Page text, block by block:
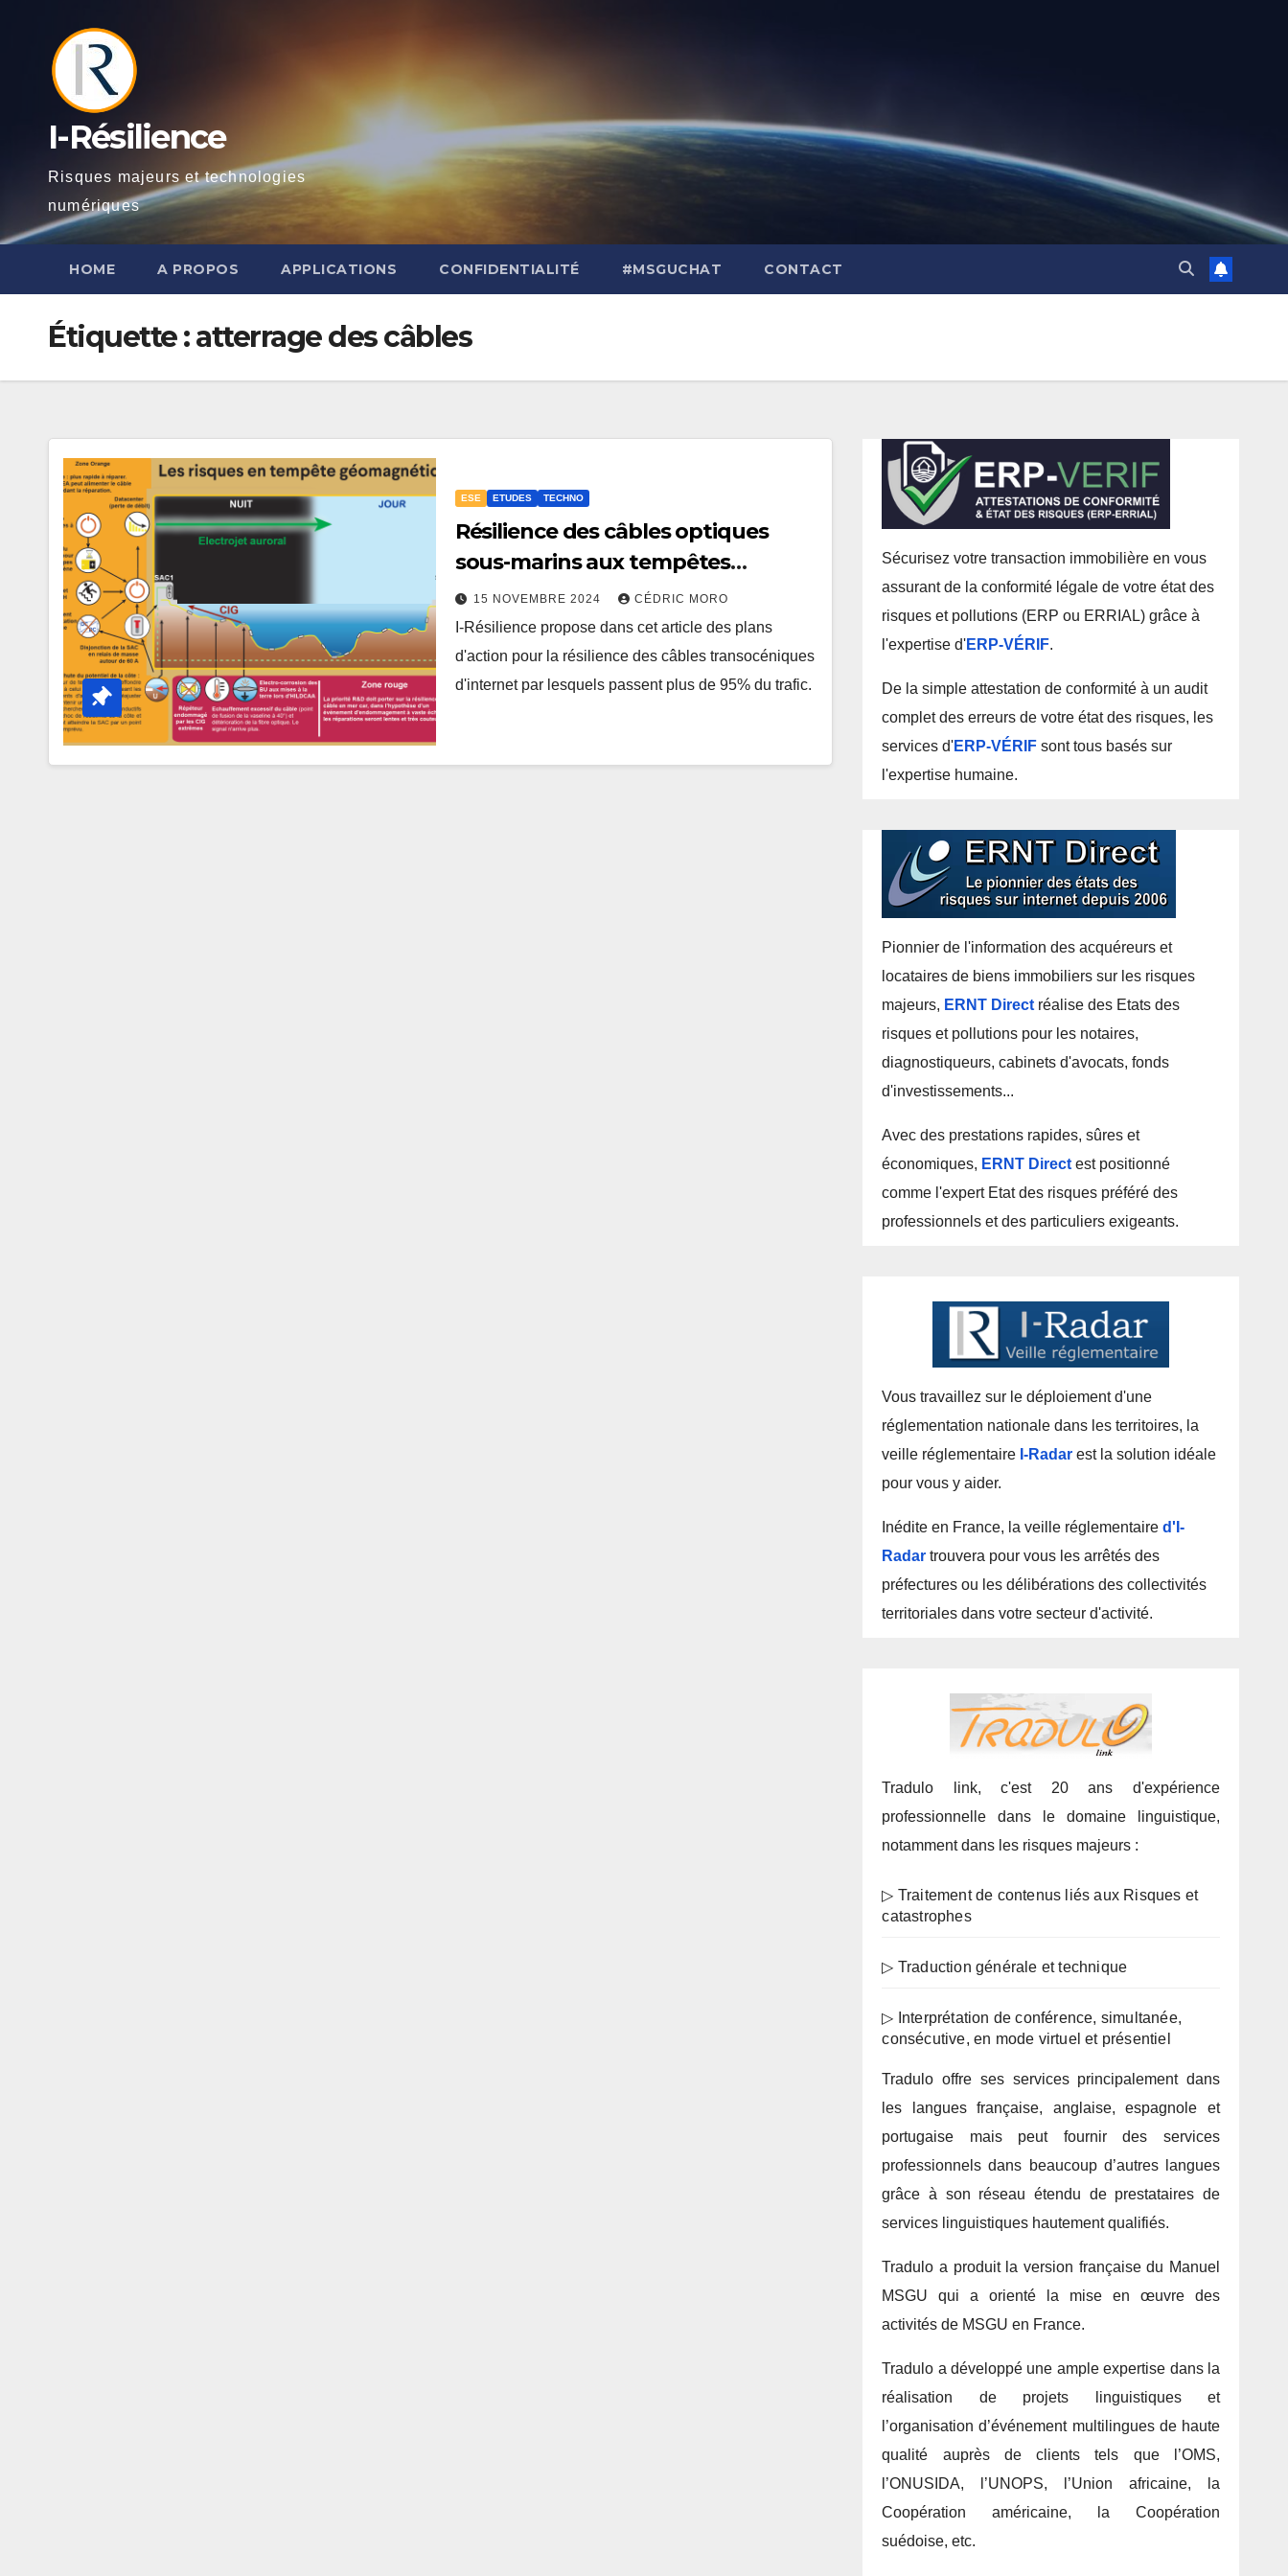
I-Résilience
Risques majeurs et technologies
numériques
HOME A PROPOS APPLICATIONS CONFIDENTIALITÉ #MSGUCHAT CONTACT
Étiquette :atterrage des câbles
ESE ETUDES TECHNO
Résilience des câbles optiques
sous-marins aux tempêtes
géomagnétiques majeures 3-3
15 NOVEMBRE 2024 CÉDRIC MORO
I-Résilience propose dans cet article des plans
d'action pour la résilience des câbles transocéniques
d'internet par lesquels passent plus de 95% du trafic.
Sécurisez votre transaction immobilière en vous
assurant de la conformité légale de votre état des
risques et pollutions (ERP ou ERRIAL) grâce à
l'expertise d'ERP-VÉRIF.
De la simple attestation de conformité à un audit
complet des erreurs de votre état des risques, les
services d'ERP-VÉRIF sont tous basés sur
l'expertise humaine.
Pionnier de l'information des acquéreurs et
locataires de biens immobiliers sur les risques
majeurs, ERNT Direct réalise des Etats des
risques et pollutions pour les notaires,
diagnostiqueurs, cabinets d'avocats, fonds
d'investissements...
Avec des prestations rapides, sûres et
économiques, ERNT Direct est positionné
comme l'expert Etat des risques préféré des
professionnels et des particuliers exigeants.
Vous travaillez sur le déploiement d'une
réglementation nationale dans les territoires, la
veille réglementaire I-Radar est la solution idéale
pour vous y aider.
Inédite en France, la veille réglementaired'I-
Radar trouvera pour vous les arrêtés des
préfectures ou les délibérations des collectivités
territoriales dans votre secteur d'activité.
Tradulo link, c'est 20 ans d'expérience
professionnelle dans le domaine linguistique,
notamment dans les risques majeurs :
▷ Traitement de contenus liés aux Risques et
catastrophes
▷ Traduction générale et technique
▷ Interprétation de conférence, simultanée,
consécutive, en mode virtuel et présentiel
Tradulo offre ses services principalement dans
les langues française, anglaise, espagnole et
portugaise mais peut fournir des services
professionnels dans beaucoup d’autres langues
grâce à son réseau étendu de prestataires de
services linguistiques hautement qualifiés.
Tradulo a produit la version française du Manuel
MSGU qui a orienté la mise en œuvre des
activités de MSGU en France.
Tradulo a développé une ample expertise dans la
réalisation de projets linguistiques et
l’organisation d’événement multilingues de haute
qualité auprès de clients tels que l’OMS,
l’ONUSIDA, l’UNOPS, l’Union africaine, la
Coopération américaine, la Coopération
suédoise, etc.